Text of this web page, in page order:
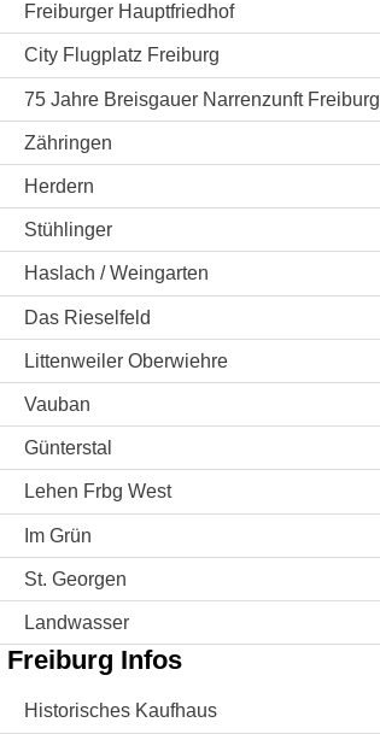
Freiburger Hauptfriedhof
City Flugplatz Freiburg
75 Jahre Breisgauer Narrenzunft Freiburg
Zähringen
Herdern
Stühlinger
Haslach / Weingarten
Das Rieselfeld
Littenweiler Oberwiehre
Vauban
Günterstal
Lehen Frbg West
Im Grün
St. Georgen
Landwasser
Freiburg Infos
Historisches Kaufhaus